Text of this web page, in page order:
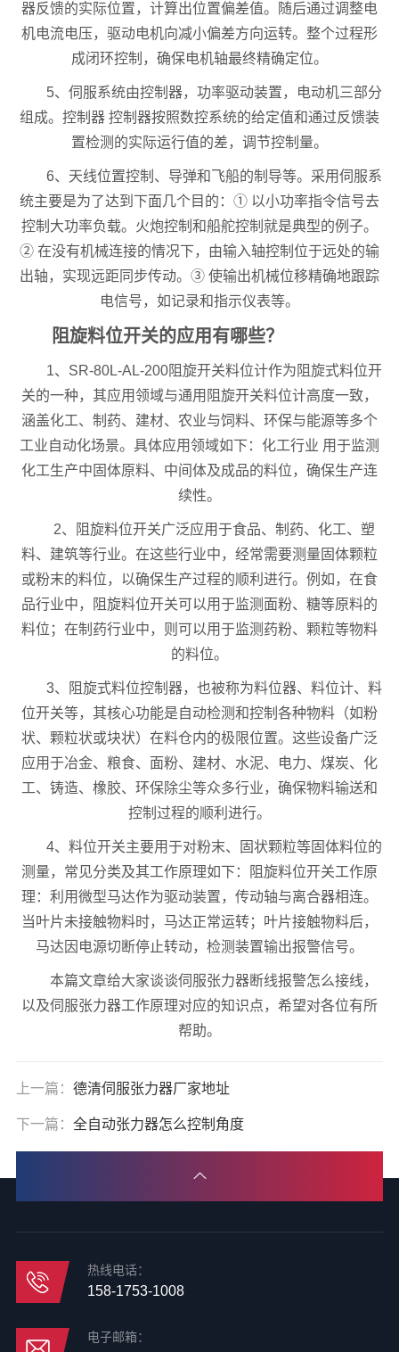
器反馈的实际位置，计算出位置偏差值。随后通过调整电
机电流电压，驱动电机向减小偏差方向运转。整个过程形
成闭环控制，确保电机轴最终精确定位。
5、伺服系统由控制器，功率驱动装置，电动机三部分
组成。控制器 控制器按照数控系统的给定值和通过反馈装
置检测的实际运行值的差，调节控制量。
6、天线位置控制、导弹和飞船的制导等。采用伺服系
统主要是为了达到下面几个目的：① 以小功率指令信号去
控制大功率负载。火炮控制和船舵控制就是典型的例子。
② 在没有机械连接的情况下，由输入轴控制位于远处的输
出轴，实现远距同步传动。③ 使输出机械位移精确地跟踪
电信号，如记录和指示仪表等。
阻旋料位开关的应用有哪些？
1、SR-80L-AL-200阻旋开关料位计作为阻旋式料位开
关的一种，其应用领域与通用阻旋开关料位计高度一致，
涵盖化工、制药、建材、农业与饲料、环保与能源等多个
工业自动化场景。具体应用领域如下：化工行业 用于监测
化工生产中固体原料、中间体及成品的料位，确保生产连
续性。
2、阻旋料位开关广泛应用于食品、制药、化工、塑
料、建筑等行业。在这些行业中，经常需要测量固体颗粒
或粉末的料位，以确保生产过程的顺利进行。例如，在食
品行业中，阻旋料位开关可以用于监测面粉、糖等原料的
料位；在制药行业中，则可以用于监测药粉、颗粒等物料
的料位。
3、阻旋式料位控制器，也被称为料位器、料位计、料
位开关等，其核心功能是自动检测和控制各种物料（如粉
状、颗粒状或块状）在料仓内的极限位置。这些设备广泛
应用于冶金、粮食、面粉、建材、水泥、电力、煤炭、化
工、铸造、橡胶、环保除尘等众多行业，确保物料输送和
控制过程的顺利进行。
4、料位开关主要用于对粉末、固状颗粒等固体料位的
测量，常见分类及其工作原理如下：阻旋料位开关工作原
理：利用微型马达作为驱动装置，传动轴与离合器相连。
当叶片未接触物料时，马达正常运转；叶片接触物料后，
马达因电源切断停止转动，检测装置输出报警信号。
本篇文章给大家谈谈伺服张力器断线报警怎么接线，
以及伺服张力器工作原理对应的知识点，希望对各位有所
帮助。
上一篇： 德清伺服张力器厂家地址
下一篇： 全自动张力器怎么控制角度
热线电话：
158-1753-1008
电子邮箱：